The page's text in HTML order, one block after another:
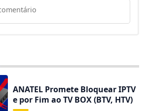
ANATEL Promete Bloquear IPTV
e por Fim ao TV BOX (BTV, HTV)